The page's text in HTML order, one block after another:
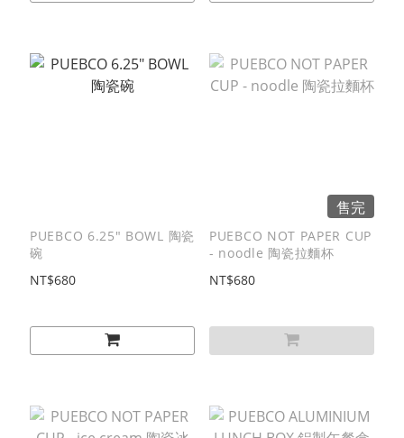
PUEBCO 6.25" BOWL 陶瓷
碗
NT$680
售完
PUEBCO NOT PAPER CUP
- noodle 陶瓷拉麵杯
NT$680